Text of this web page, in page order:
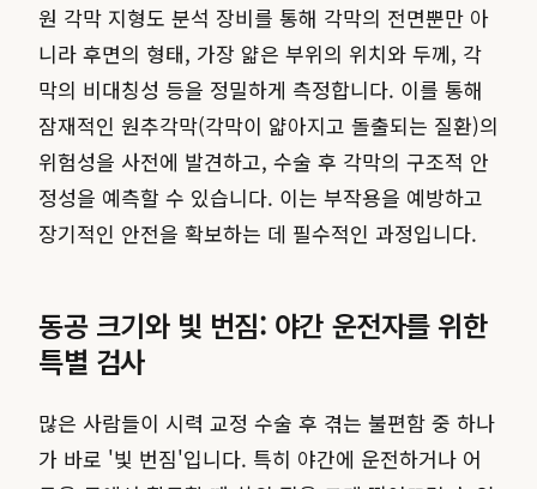
원 각막 지형도 분석 장비를 통해 각막의 전면뿐만 아
니라 후면의 형태, 가장 얇은 부위의 위치와 두께, 각
막의 비대칭성 등을 정밀하게 측정합니다. 이를 통해
잠재적인 원추각막(각막이 얇아지고 돌출되는 질환)의
위험성을 사전에 발견하고, 수술 후 각막의 구조적 안
정성을 예측할 수 있습니다. 이는 부작용을 예방하고
장기적인 안전을 확보하는 데 필수적인 과정입니다.
동공 크기와 빛 번짐: 야간 운전자를 위한
특별 검사
많은 사람들이 시력 교정 수술 후 겪는 불편함 중 하나
가 바로 '빛 번짐'입니다. 특히 야간에 운전하거나 어